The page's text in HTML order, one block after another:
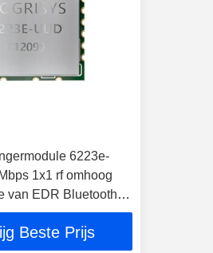
6223e-
1x1 rf omhoog
van EDR Bluetooth
Beste Prijs